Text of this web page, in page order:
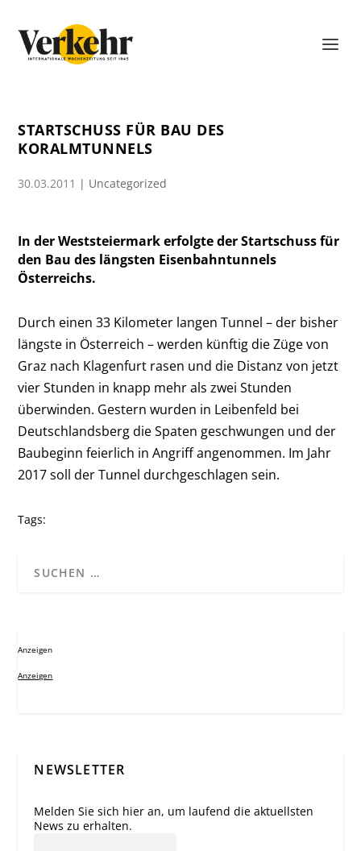
STARTSCHUSS FÜR BAU DES
KORALMTUNNELS
30.03.2011 | Uncategorized
In der Weststeiermark erfolgte der Startschuss für
den Bau des längsten Eisenbahntunnels
Österreichs.
Durch einen 33 Kilometer langen Tunnel – der bisher
längste in Österreich – werden künftig die Züge von
Graz nach Klagenfurt rasen und die Distanz von jetzt
vier Stunden in knapp mehr als zwei Stunden
überwinden. Gestern wurden in Leibenfeld bei
Deutschlandsberg die Spaten geschwungen und der
Baubeginn feierlich in Angriff angenommen. Im Jahr
2017 soll der Tunnel durchgeschlagen sein.
Tags:
Anzeigen
Anzeigen
NEWSLETTER
Melden Sie sich hier an, um laufend die aktuellsten
News zu erhalten.